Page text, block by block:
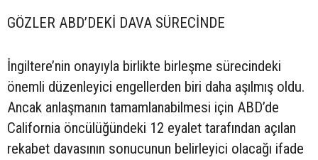
GÖZLER ABD’DEKİ DAVA SÜRECİNDE
İngiltere’nin onayıyla birlikte birleşme sürecindeki
önemli düzenleyici engellerden biri daha aşılmış oldu.
Ancak anlaşmanın tamamlanabilmesi için ABD’de
California öncülüğündeki 12 eyalet tarafından açılan
rekabet davasının sonucunun belirleyici olacağı ifade